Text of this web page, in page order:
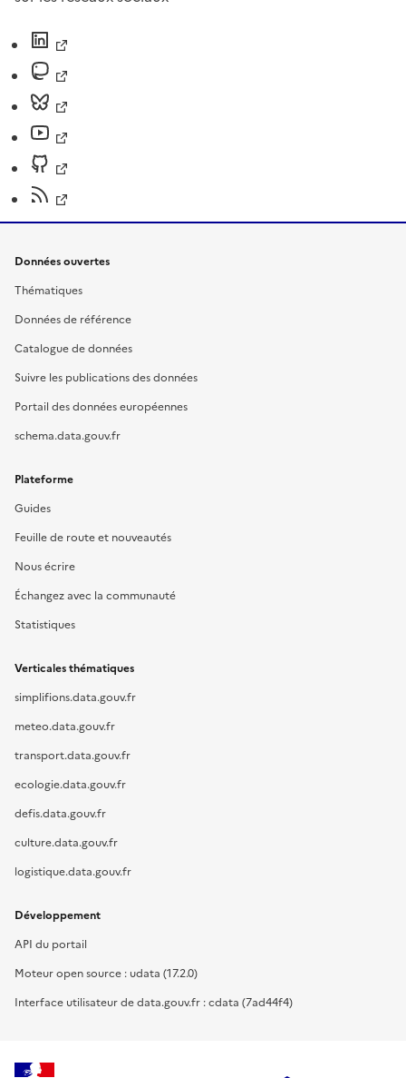
Données ouvertes
Thématiques
Données de référence
Catalogue de données
Suivre les publications des données
Portail des données européennes
schema.data.gouv.fr
Plateforme
Guides
Feuille de route et nouveautés
Nous écrire
Échangez avec la communauté
Statistiques
Verticales thématiques
simplifions.data.gouv.fr
meteo.data.gouv.fr
transport.data.gouv.fr
ecologie.data.gouv.fr
defis.data.gouv.fr
culture.data.gouv.fr
logistique.data.gouv.fr
Développement
API du portail
Moteur open source : udata (17.2.0)
Interface utilisateur de data.gouv.fr : cdata (7ad44f4)